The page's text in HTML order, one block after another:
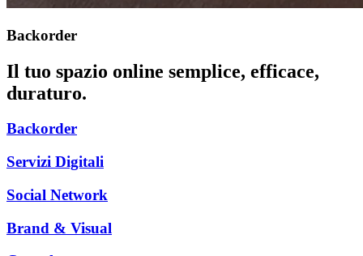
Backorder
Il tuo spazio online semplice, efficace,
duraturo.
Backorder
Servizi Digitali
Social Network
Brand & Visual